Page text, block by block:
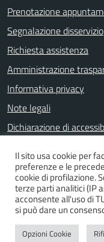
Prenotazione
Segnalazione disservizio
Richiesta assistenza
Amministrazione
Informativa privacy
Note legali
Dichiarazione di
SEGUICI SU
FacebookInstagram
Il sito usa cookie per
preferenze e le
cookie di profilazione.
terze parti analitici (IP
acconsente all'uso di
si può dare un
Opzioni Cookie